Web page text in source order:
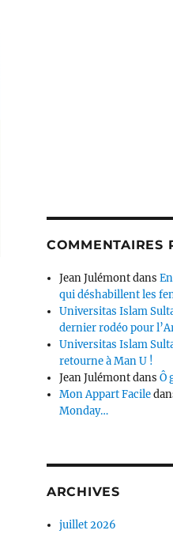
COMMENTAIRES
Jean Julémontdans
qui déshabillent les
Universitas Islam
dernier rodéo pour
Universitas Islam
retourne à Man U !
Jean JulémontdansÔ
Mon Appart Facile
Monday…
ARCHIVES
juillet 2026